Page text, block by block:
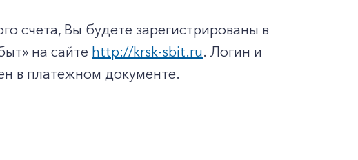
счета, Вы будете зарегистрированы в
на сайте http://krsk-sbit.ru. Логин и
в платежном документе.